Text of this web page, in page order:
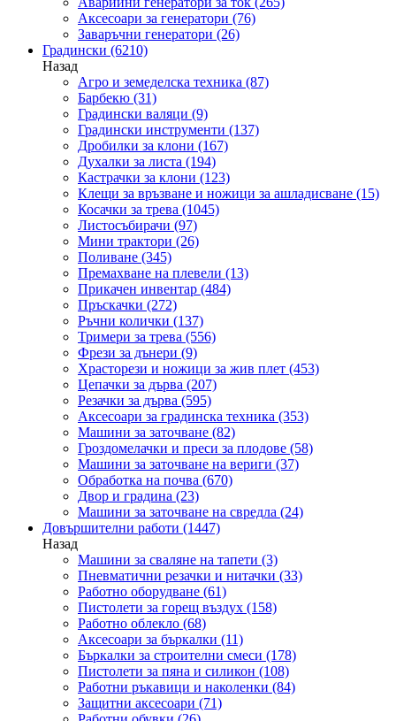
Аксесоари за генератори (76)
Заваръчни генератори (26)
Градински (6210)
Назад
Агро и земеделска техника (87)
Барбекю (31)
Градински валяци (9)
Градински инструменти (137)
Дробилки за клони (167)
Духалки за листа (194)
Кастрачки за клони (123)
Клещи за връзване и ножици за ашладисване (15)
Косачки за трева (1045)
Листосъбирачи (97)
Мини трактори (26)
Поливане (345)
Премахване на плевели (13)
Прикачен инвентар (484)
Пръскачки (272)
Ръчни колички (137)
Тримери за трева (556)
Фрези за дънери (9)
Храсторези и ножици за жив плет (453)
Цепачки за дърва (207)
Резачки за дърва (595)
Аксесоари за градинска техника (353)
Машини за заточване (82)
Гроздомелачки и преси за плодове (58)
Машини за заточване на вериги (37)
Обработка на почва (670)
Двор и градина (23)
Машини за заточване на свредла (24)
Довършителни работи (1447)
Назад
Машини за сваляне на тапети (3)
Пневматични резачки и нитачки (33)
Работно оборудване (61)
Пистолети за горещ въздух (158)
Работно облекло (68)
Аксесоари за бъркалки (11)
Бъркалки за строителни смеси (178)
Пистолети за пяна и силикон (108)
Работни ръкавици и наколенки (84)
Защитни аксесоари (71)